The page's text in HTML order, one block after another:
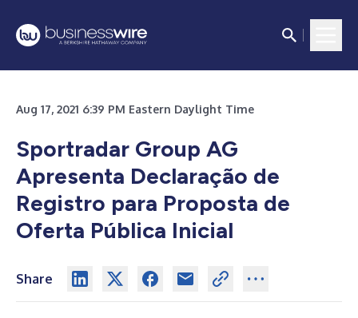
Aug 17, 2021 6:39 PM Eastern Daylight Time
Sportradar Group AG
Apresenta Declaração de
Registro para Proposta de
Oferta Pública Inicial
Share